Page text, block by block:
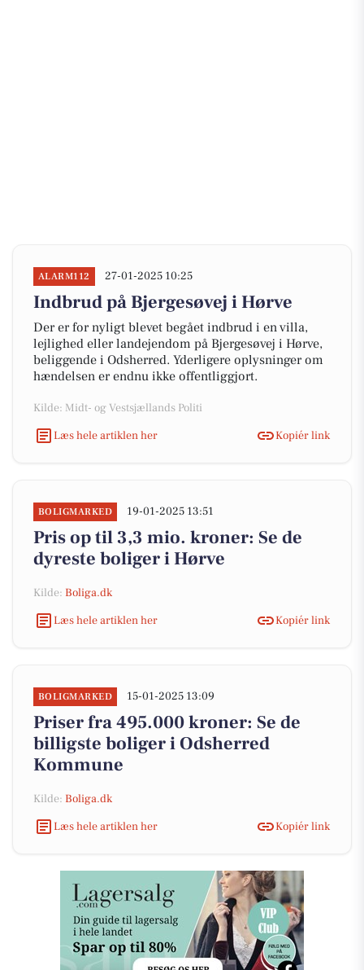
ALARM112 27-01-2025 10:25
Indbrud på Bjergesøvej i Hørve
Der er for nyligt blevet begået indbrud i en villa,
lejlighed eller landejendom på Bjergesøvej i Hørve,
beliggende i Odsherred. Yderligere oplysninger om
hændelsen er endnu ikke offentliggjort.
Kilde: Midt- og Vestsjællands Politi
Læs hele artiklen her
Kopiér link
BOLIGMARKED 19-01-2025 13:51
Pris op til 3,3 mio. kroner: Se de
dyreste boliger i Hørve
Kilde: Boliga.dk
Læs hele artiklen her
Kopiér link
BOLIGMARKED 15-01-2025 13:09
Priser fra 495.000 kroner: Se de
billigste boliger i Odsherred
Kommune
Kilde: Boliga.dk
Læs hele artiklen her
Kopiér link